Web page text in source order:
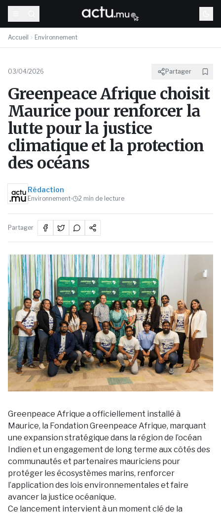
Accueil Environnement
03/04/2026 Partager
Greenpeace Afrique choisit
Maurice pour renforcer la
lutte pour la justice
climatique et la protection
des océans
Rédaction
Environnement 2 min de lecture
Partager
Greenpeace Afrique a officiellement installé à
Maurice, la Fondation Greenpeace Afrique, marquant
une expansion stratégique dans la région de l’océan
Indien et un engagement de long terme aux côtés des
communautés et partenaires mauriciens pour
protéger les écosystèmes marins, renforcer
l’application des lois environnementales et faire
avancer la justice océanique.
Ce lancement intervient à un moment clé de la